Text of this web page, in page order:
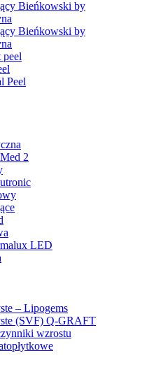
Bieńkowski by
Bieńkowski by
peel
Peel
2
LED
– Lipogems
(SVF) Q-GRAFT
wzrostu